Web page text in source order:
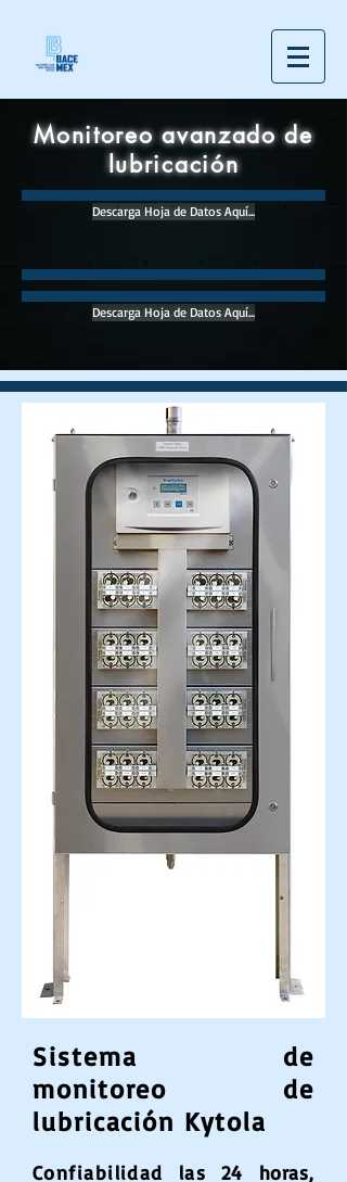
Monitoreo avanzado de
lubricación
Descarga Hoja de Datos Aquí...
Descarga Hoja de Datos Aquí...
Sistema de
monitoreo de
lubricación Kytola
Confiabilidad las 24 horas,